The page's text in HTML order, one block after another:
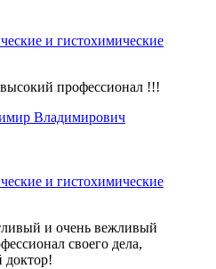
и гистохимические
профессионал !!!
Владимирович
и гистохимические
и очень вежливый
своего дела,